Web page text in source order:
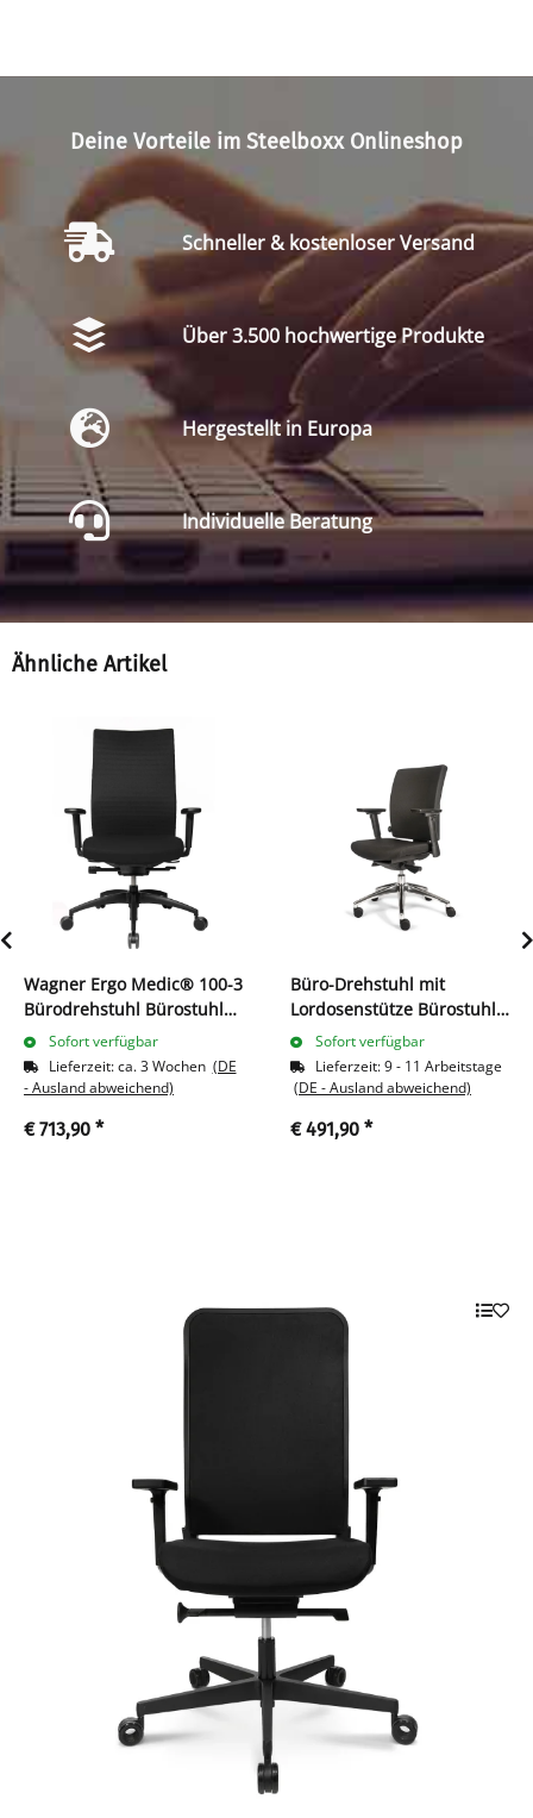
Deine Vorteile im Steelboxx Onlineshop
Schneller & kostenloser Versand
Über 3.500 hochwertige Produkte
Hergestellt in Europa
Individuelle Beratung
Ähnliche Artikel
Wagner Ergo Medic® 100-3
Bürodrehstuhl Bürostuhl
Bandscheibensitz mit
DONDOLA TECHNIK 216707
schwarz
Sofort verfügbar
Lieferzeit:ca. 3 Wochen (DE
- Ausland abweichend)
€ 713,90 *
Büro-Drehstuhl mit
Lordosenstütze Bürostuhl
990-1135 x 485 x 440 mm
Schwarz 210380
Sofort verfügbar
Lieferzeit:9 - 11 Arbeitstage
(DE - Ausland abweichend)
€ 491,90 *